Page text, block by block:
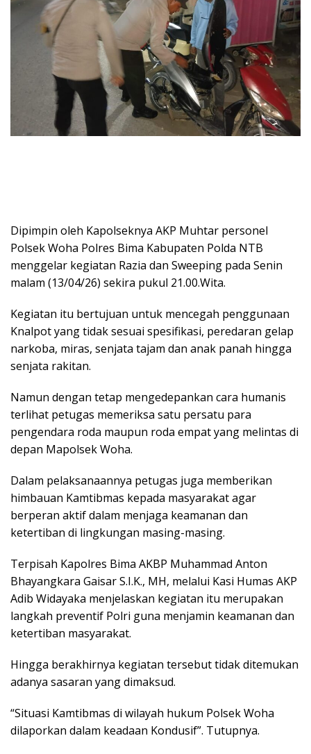
Dipimpin oleh Kapolseknya AKP Muhtar personel
Polsek Woha Polres Bima Kabupaten Polda NTB
menggelar kegiatan Razia dan Sweeping pada Senin
malam (13/04/26) sekira pukul 21.00.Wita.
Kegiatan itu bertujuan untuk mencegah penggunaan
Knalpot yang tidak sesuai spesifikasi, peredaran gelap
narkoba, miras, senjata tajam dan anak panah hingga
senjata rakitan.
Namun dengan tetap mengedepankan cara humanis
terlihat petugas memeriksa satu persatu para
pengendara roda maupun roda empat yang melintas di
depan Mapolsek Woha.
Dalam pelaksanaannya petugas juga memberikan
himbauan Kamtibmas kepada masyarakat agar
berperan aktif dalam menjaga keamanan dan
ketertiban di lingkungan masing-masing.
Terpisah Kapolres Bima AKBP Muhammad Anton
Bhayangkara Gaisar S.I.K., MH, melalui Kasi Humas AKP
Adib Widayaka menjelaskan kegiatan itu merupakan
langkah preventif Polri guna menjamin keamanan dan
ketertiban masyarakat.
Hingga berakhirnya kegiatan tersebut tidak ditemukan
adanya sasaran yang dimaksud.
“Situasi Kamtibmas di wilayah hukum Polsek Woha
dilaporkan dalam keadaan Kondusif”. Tutupnya.